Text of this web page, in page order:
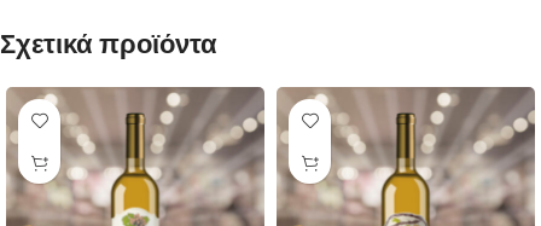
Σχετικά προϊόντα